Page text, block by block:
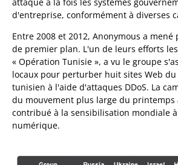
d'entreprise, conformément à diverses
Entre 2008 et 2012, Anonymous a
de premier plan. L'un de leurs efforts
« Opération Tunisie », a vu le groupe
locaux pour perturber huit sites Web
tunisien à l'aide d'attaques DDoS. La
du mouvement plus large du printemps
contribué à la sensibilisation mondiale à
numérique.